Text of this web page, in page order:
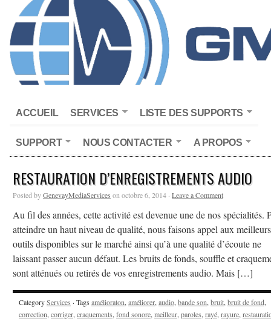
ACCUEIL SERVICES LISTE DES SUPPORTS
SUPPORT NOUS CONTACTER A PROPOS
RESTAURATION D’ENREGISTREMENTS AUDIO
Posted byGenevayMediaServices on octobre 6, 2014 · Leave a Comment
Au fil des années, cette activité est devenue une de nos spécialités.
atteindre un haut niveau de qualité, nous faisons appel aux meilleurs
outils disponibles sur le marché ainsi qu’à une qualité d’écoute ne
laissant passer aucun défaut. Les bruits de fonds, souffle et
sont atténués ou retirés de vos enregistrements audio. Mais […]
CategoryServices · Tags amélioraton, améliorer, audio, bande son, bruit, bruit de fond,
correction, corriger, craquements, fond sonore, meilleur, paroles, rayé, rayure,